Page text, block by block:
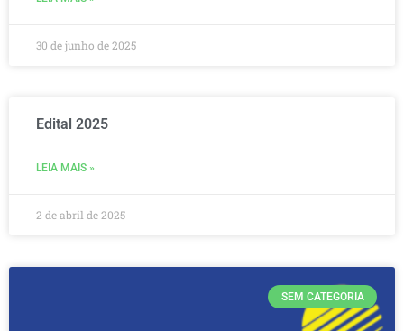
30 de junho de 2025
Edital 2025
LEIA MAIS »
2 de abril de 2025
SEM CATEGORIA